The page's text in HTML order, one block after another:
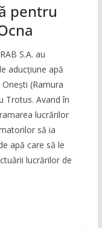
pentru
S.A. au
aducţiune apă
(Ramura
Trotus. Avand în
lucrărilor
să ia
apă care să le
lucrărilor de